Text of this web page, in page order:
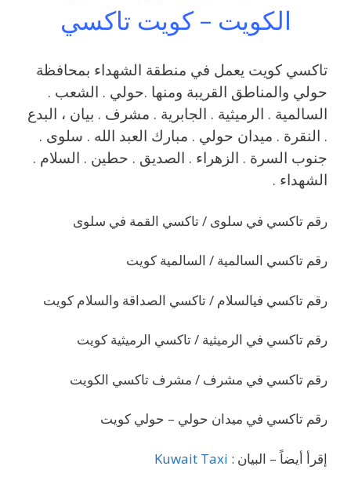
الكويت – كويت تاكسي
تاكسي كويت يعمل في منطقة الشهداء بمحافظة
حولي والمناطق القريبة ‎ومنها .حولي . الشعب .
السالمية . الرميثية . الجابرية . مشرف . بيان ، البدع
. النقرة . ميدان حولي . مبارك العبد الله . سلوى .
جنوب السرة . الزهراء . الصديق . حطين . السلام .
الشهداء .
رقم تاكسي في سلوى / تاكسي القمة في سلوى
رقم تاكسي السالمية / السالمية كويت
رقم تاكسي فيالسلام / تاكسي الصداقة والسلام كويت
رقم تاكسي في الرميثية / تاكسي الرميثية كويت
رقم تاكسي في مشرف / مشرف تاكسي الكويت
رقم تاكسي في ميدان حولي – حولي كويت
إقرأ أيضاً – البيان : Kuwait Taxi